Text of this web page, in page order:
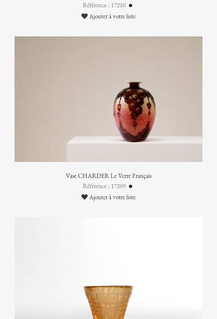
Référence : 17210
Ajouter à votre liste
Vase CHARDER Le Verre Français
Référence : 17209
Ajouter à votre liste